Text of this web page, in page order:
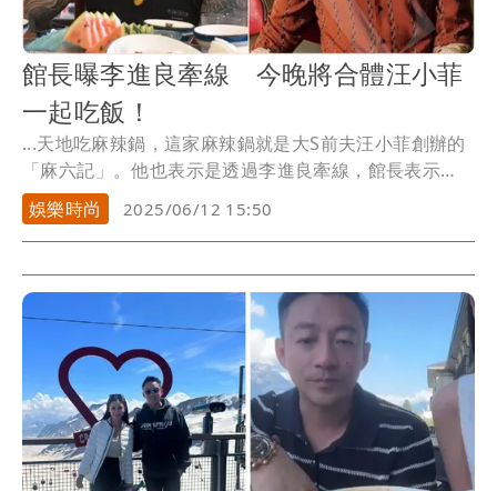
館長曝李進良牽線 今晚將合體汪小菲
一起吃飯！
...天地吃麻辣鍋，這家麻辣鍋就是大S前夫汪小菲創辦的
「麻六記」。他也表示是透過李進良牽線，館長表示
「（對...
娛樂時尚 2025/06/12 15:50